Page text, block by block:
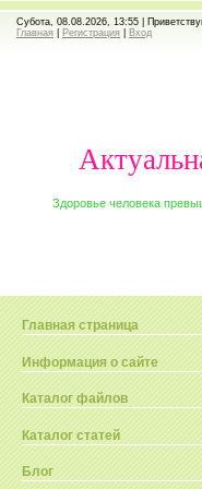
Субота, 08.08.2026, 13:55 |
Главная
Регистрация Вход
Здоровье человека
Главная страница
Информация о сайте
Каталог файлов
Каталог статей
Блог